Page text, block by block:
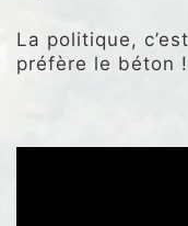
La politique,
préfère le béton !